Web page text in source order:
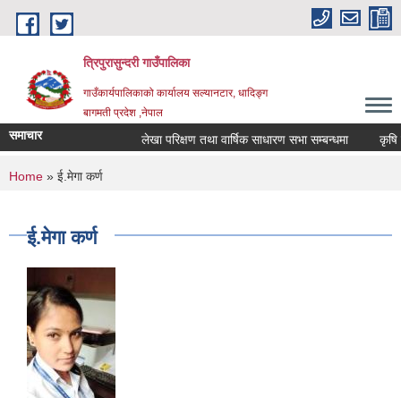
Skip to main content
त्रिपुरासुन्दरी गाउँपालिका
गाउँकार्यपालिकाको कार्यालय सल्यानटार, धादिङ्ग
बागमती प्रदेश ,नेपाल
समाचार लेखा परिक्षण तथा वार्षिक साधारण सभा सम्बन्धमा
You are here
Home » ई.मेगा कर्ण
ई.मेगा कर्ण